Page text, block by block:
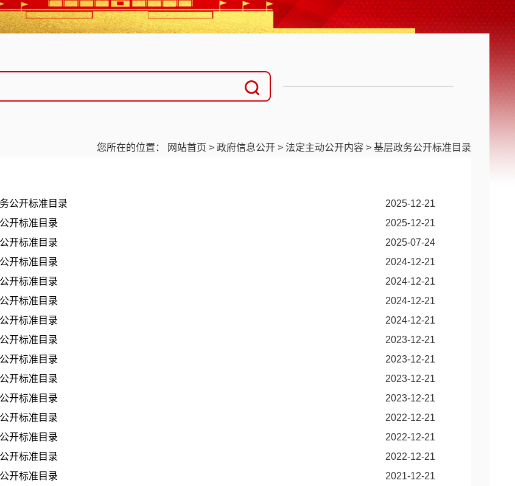
您所在的位置： 网站首页 > 政府信息公开 > 法定主动公开内容 > 基层政务公开标准目录
公开标准目录
2025-12-21
开标准目录
2025-12-21
开标准目录
2025-07-24
开标准目录
2024-12-21
开标准目录
2024-12-21
开标准目录
2024-12-21
开标准目录
2024-12-21
开标准目录
2023-12-21
开标准目录
2023-12-21
开标准目录
2023-12-21
开标准目录
2023-12-21
开标准目录
2022-12-21
开标准目录
2022-12-21
开标准目录
2022-12-21
开标准目录
2021-12-21